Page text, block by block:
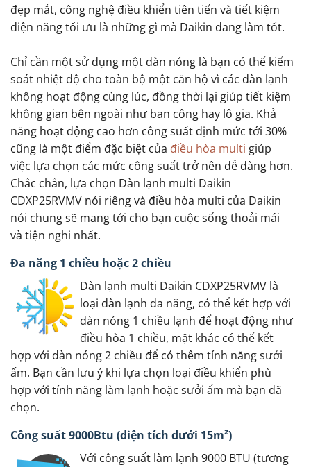
đẹp mắt, công nghệ điều khiển tiên tiến và tiết kiệm
điện năng tối ưu là những gì mà Daikin đang làm tốt.
Chỉ cần một sử dụng một dàn nóng là bạn có thể kiểm
soát nhiệt độ cho toàn bộ một căn hộ vì các dàn lạnh
không hoạt động cùng lúc, đồng thời lại giúp tiết kiệm
không gian bên ngoài như ban công hay lô gia. Khả
năng hoạt động cao hơn công suất định mức tới 30%
cũng là một điểm đặc biệt của điều hòa multi giúp
việc lựa chọn các mức công suất trở nên dễ dàng hơn.
Chắc chắn, lựa chọn Dàn lạnh multi Daikin
CDXP25RVMV nói riêng và điều hòa multi của Daikin
nói chung sẽ mang tới cho bạn cuộc sống thoải mái
và tiện nghi nhất.
Đa năng 1 chiều hoặc 2 chiều
Dàn lạnh multi Daikin CDXP25RVMV là
loại dàn lạnh đa năng, có thể kết hợp với
dàn nóng 1 chiều lạnh để hoạt động như
điều hòa 1 chiều, mặt khác có thể kết
hợp với dàn nóng 2 chiều để có thêm tính năng sưởi
ấm. Bạn cần lưu ý khi lựa chọn loại điều khiển phù
hợp với tính năng làm lạnh hoặc sưởi ấm mà bạn đã
chọn.
Công suất 9000Btu (diện tích dưới 15m²)
Với công suất làm lạnh 9000 BTU (tương